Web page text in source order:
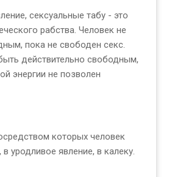
сексуальные табу - это
рабства. Человек не
пока не свободен секс.
действительно свободным,
энергии не позволен
которых человек
уродливое явление, в калеку.